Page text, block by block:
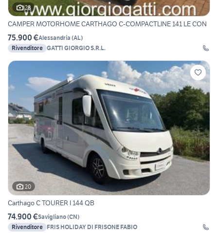
28
CAMPER MOTORHOME CARTHAGO C-COMPACTLINE 141 LE CON
75.900 €Alessandria (AL)
Rivenditore GATTI GIORGIO S.R.L.
20
Carthago C TOURER I 144 QB
74.900 €Savigliano(CN)
Rivenditore FRIS HOLIDAY DI FRISONE FABIO